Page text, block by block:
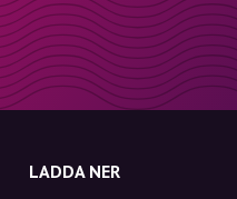
LADDA NER